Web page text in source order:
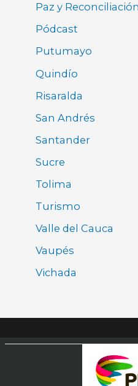
Paz y Reconciliación
Pódcast
Putumayo
Quindío
Risaralda
San Andrés
Santander
Sucre
Tolima
Turismo
Valle del Cauca
Vaupés
Vichada